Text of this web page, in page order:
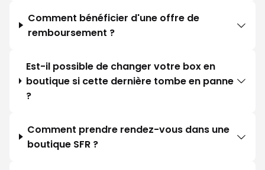
Comment bénéficier d'une offre de
remboursement ?
Est-il possible de changer votre box en
boutique si cette dernière tombe en panne
?
Comment prendre rendez-vous dans une
boutique SFR ?